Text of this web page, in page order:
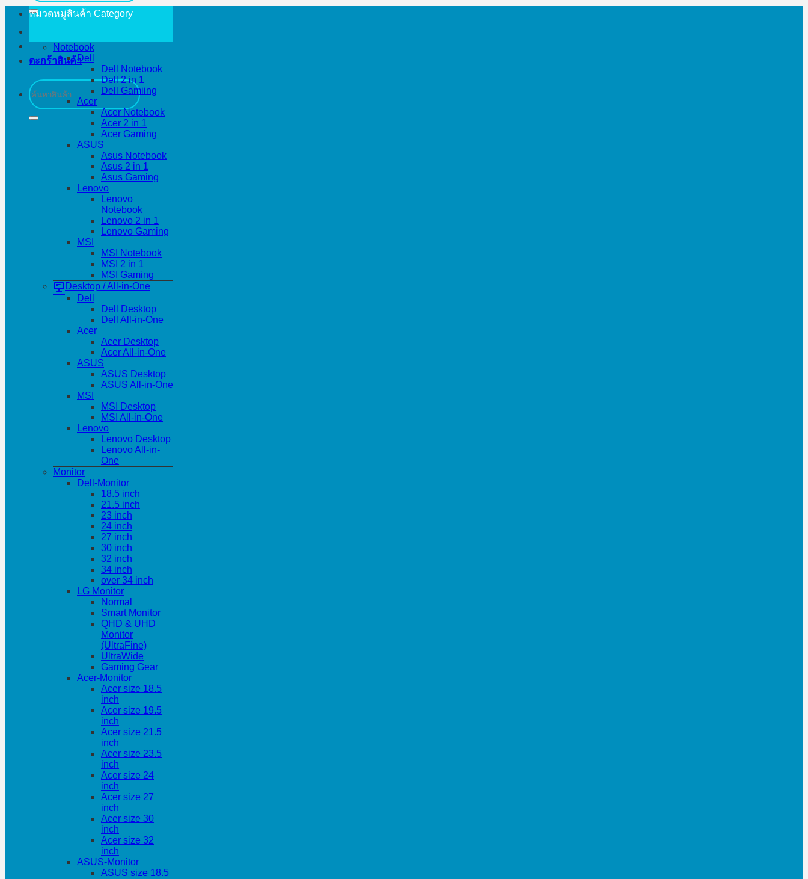
ตะกร้าสินค้า
ค้นหา:
หมวดหมู่สินค้า Category
Notebook
Dell
Dell Notebook
Dell 2 in 1
Dell Gamiing
Acer
Acer Notebook
Acer 2 in 1
Acer Gaming
ASUS
Asus Notebook
Asus 2 in 1
Asus Gaming
Lenovo
Lenovo
Notebook
Lenovo 2 in 1
Lenovo Gaming
MSI
MSI Notebook
MSI 2 in 1
MSI Gaming
Desktop / All-in-One
Dell
Dell Desktop
Dell All-in-One
Acer
Acer Desktop
Acer All-in-One
ASUS
ASUS Desktop
ASUS All-in-One
MSI
MSI Desktop
MSI All-in-One
Lenovo
Lenovo Desktop
Lenovo All-in-
One
Monitor
Dell-Monitor
18.5 inch
21.5 inch
23 inch
24 inch
27 inch
30 inch
32 inch
34 inch
over 34 inch
LG Monitor
Normal
Smart Monitor
QHD & UHD
Monitor
(UltraFine)
UltraWide
Gaming Gear
Acer-Monitor
Acer size 18.5
inch
Acer size 19.5
inch
Acer size 21.5
inch
Acer size 23.5
inch
Acer size 24
inch
Acer size 27
inch
Acer size 30
inch
Acer size 32
inch
ASUS-Monitor
ASUS size 18.5